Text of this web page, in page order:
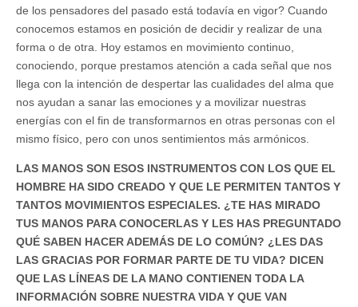
de los pensadores del pasado está todavía en vigor? Cuando
conocemos estamos en posición de decidir y realizar de una
forma o de otra. Hoy estamos en movimiento continuo,
conociendo, porque prestamos atención a cada señal que nos
llega con la intención de despertar las cualidades del alma que
nos ayudan a sanar las emociones y a movilizar nuestras
energías con el fin de transformarnos en otras personas con el
mismo físico, pero con unos sentimientos más armónicos.
LAS MANOS SON ESOS INSTRUMENTOS CON LOS QUE EL
HOMBRE HA SIDO CREADO Y QUE LE PERMITEN TANTOS Y
TANTOS MOVIMIENTOS ESPECIALES. ¿TE HAS MIRADO
TUS MANOS PARA CONOCERLAS Y LES HAS PREGUNTADO
QUÉ SABEN HACER ADEMÁS DE LO COMÚN? ¿LES DAS
LAS GRACIAS POR FORMAR PARTE DE TU VIDA? DICEN
QUE LAS LÍNEAS DE LA MANO CONTIENEN TODA LA
INFORMACIÓN SOBRE NUESTRA VIDA Y QUE VAN